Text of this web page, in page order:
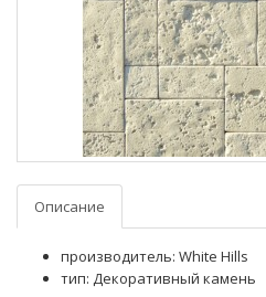
Описание
производитель: White Hills
тип: Декоративный камень